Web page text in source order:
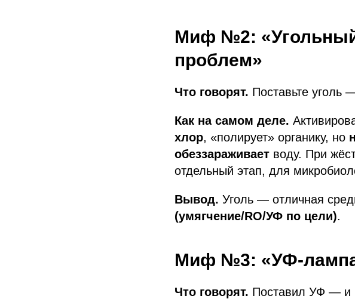
Миф №2:
проблем»
Что говорят. Поставьте уголь
Как на самом деле.
хлор, «полирует» органику, но
обеззараживает воду. При
отдельный этап, для
Вывод. Уголь — отличная
(умягчение/RO/УФ по цели).
Миф №3: «УФ-лампа
Что говорят. Поставил УФ — и